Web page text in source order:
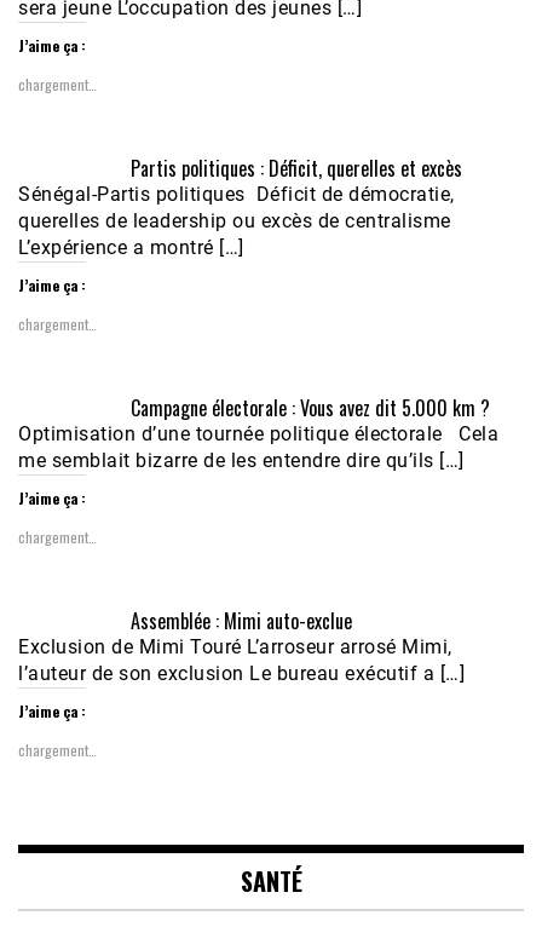
sera jeune L’occupation des jeunes […]
J’aime ça :
chargement…
Partis politiques : Déficit, querelles et excès
Sénégal-Partis politiques Déficit de démocratie,
querelles de leadership ou excès de centralisme
L’expérience a montré […]
J’aime ça :
chargement…
Campagne électorale : Vous avez dit 5.000 km ?
Optimisation d’une tournée politique électorale Cela
me semblait bizarre de les entendre dire qu’ils […]
J’aime ça :
chargement…
Assemblée : Mimi auto-exclue
Exclusion de Mimi Touré L’arroseur arrosé Mimi,
l’auteur de son exclusion Le bureau exécutif a […]
J’aime ça :
chargement…
SANTÉ